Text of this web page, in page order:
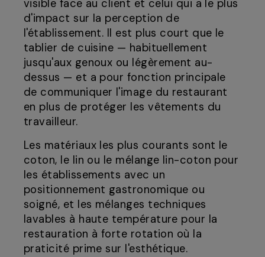
visible face au client et celui qui a le plus
d'impact sur la perception de
l'établissement. Il est plus court que le
tablier de cuisine — habituellement
jusqu'aux genoux ou légèrement au-
dessus — et a pour fonction principale
de communiquer l'image du restaurant
en plus de protéger les vêtements du
travailleur.
Les matériaux les plus courants sont le
coton, le lin ou le mélange lin-coton pour
les établissements avec un
positionnement gastronomique ou
soigné, et les mélanges techniques
lavables à haute température pour la
restauration à forte rotation où la
praticité prime sur l'esthétique.